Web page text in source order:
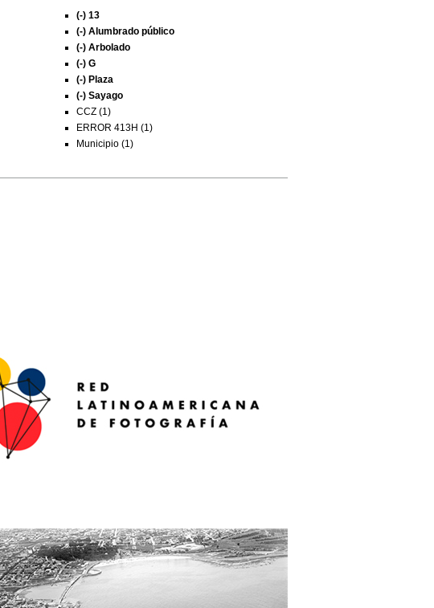
(-) 13
(-) Alumbrado público
(-) Arbolado
(-) G
(-) Plaza
(-) Sayago
CCZ (1)
ERROR 413H (1)
Municipio (1)